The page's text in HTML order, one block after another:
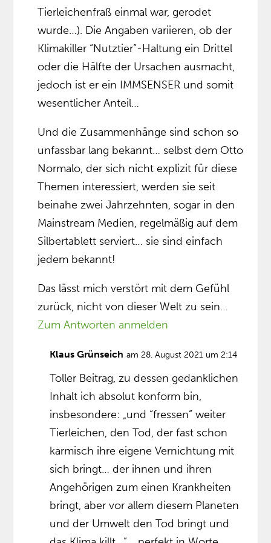
Tierleichenfraß einmal war, gerodet
wurde…). Die Angaben variieren, ob der
Klimakiller “Nutztier”-Haltung ein Drittel
oder die Hälfte der Ursachen ausmacht,
jedoch ist er ein IMMSENSER und somit
wesentlicher Anteil…
Und die Zusammenhänge sind schon so
unfassbar lang bekannt… selbst dem Otto
Normalo, der sich nicht explizit für diese
Themen interessiert, werden sie seit
beinahe zwei Jahrzehnten, sogar in den
Mainstream Medien, regelmäßig auf dem
Silbertablett serviert… sie sind einfach
jedem bekannt!
Das lässt mich verstört mit dem Gefühl
zurück, nicht von dieser Welt zu sein…
Zum Antworten anmelden
Klaus Grünseich am 28. August 2021 um 2:14
Toller Beitrag, zu dessen gedanklichen
Inhalt ich absolut konform bin,
insbesondere: „und “fressen” weiter
Tierleichen, den Tod, der fast schon
karmisch ihre eigene Vernichtung mit
sich bringt… der ihnen und ihren
Angehörigen zum einen Krankheiten
bringt, aber vor allem diesem Planeten
und der Umwelt den Tod bringt und